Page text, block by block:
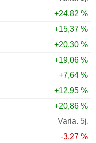
+24,82 %
+15,37 %
+20,30 %
+19,06 %
+7,64 %
+12,95 %
+20,86 %
Varia. 5j.
-3,27 %